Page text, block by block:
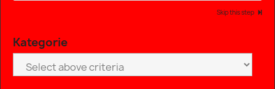
Skip this step
Kategorie